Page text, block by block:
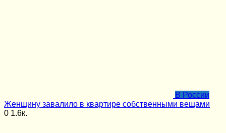
В России
Женщину завалило в квартире собственными вещами
0 1.6к.